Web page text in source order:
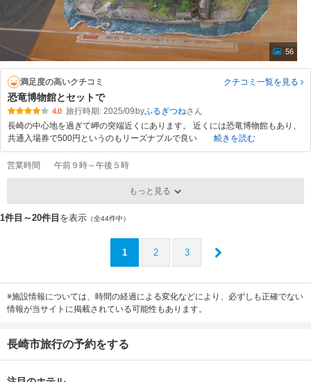
56
満足度の高いクチコミ クチコミ一覧を見る
恐竜博物館とセットで
4.0 旅行時期: 2025/09 byふるぎつね
長崎の中心地を過ぎて岬の突端近くにあります。 近くには恐竜博物館もあり、
共通入場券で500円というのもリーズナブルで良い
続きを読む
営業時間 午前９時～午後５時
もっと見る
1件目～20件目 を表示 （全44件中）
1 2 3
※施設情報については、時間の経過による変化などにより、必ずしも正確でない
情報が当サイトに掲載されている可能性もあります。
長崎市旅行の予約をする